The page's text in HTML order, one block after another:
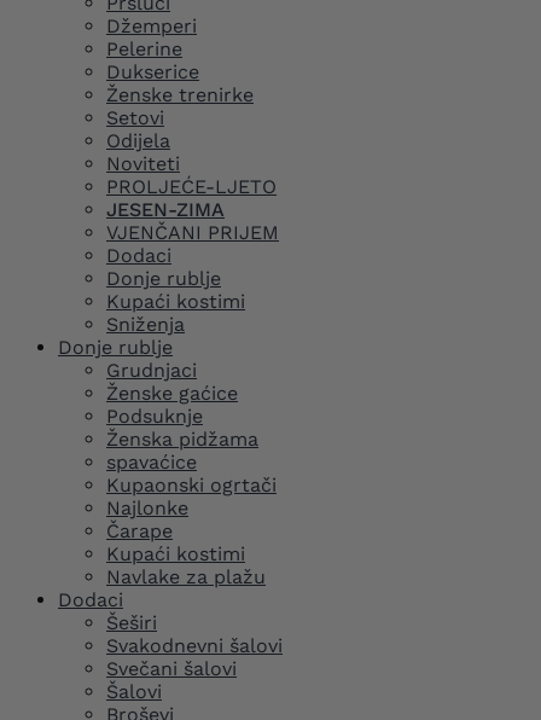
Džemperi
Pelerine
Dukserice
Ženske trenirke
Setovi
Odijela
Noviteti
PROLJEĆE-LJETO
JESEN-ZIMA
VJENČANI PRIJEM
Dodaci
Donje rublje
Kupaći kostimi
Sniženja
Donje rublje
Grudnjaci
Ženske gaćice
Podsuknje
Ženska pidžama
spavaćice
Kupaonski ogrtači
Najlonke
Čarape
Kupaći kostimi
Navlake za plažu
Dodaci
Šeširi
Svakodnevni šalovi
Svečani šalovi
Šalovi
Broševi